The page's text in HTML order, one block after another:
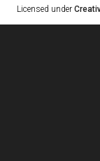
Licensed under